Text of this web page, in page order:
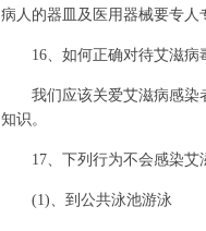
病人的器皿及医用器械要专人
16、如何正确对待艾滋病
我们应该关爱艾滋病感染者
知识。
17、下列行为不会感染艾
(1)、到公共泳池游泳